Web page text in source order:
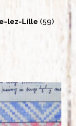
lez-Lille (59)